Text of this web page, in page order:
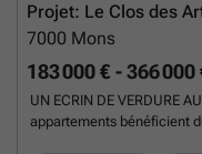
Projet: Le Clos des
7000 Mons
183 000 € - 366 000
UN ECRIN DE VERDURE
appartements bénéficient